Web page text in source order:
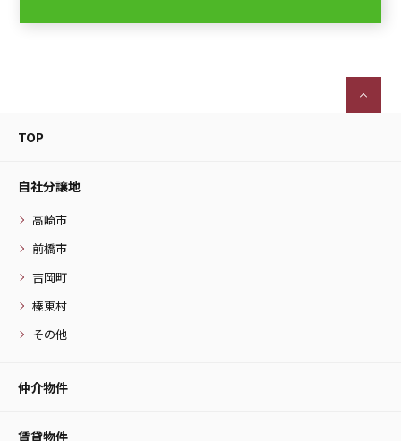
TOP
自社分譲地
高崎市
前橋市
吉岡町
榛東村
その他
仲介物件
賃貸物件